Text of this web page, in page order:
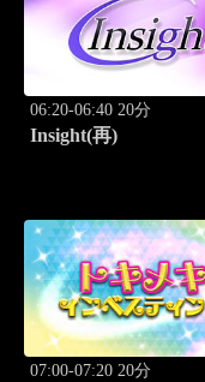
06:20-06:40 20分
Insight(再)
07:00-07:20 20分